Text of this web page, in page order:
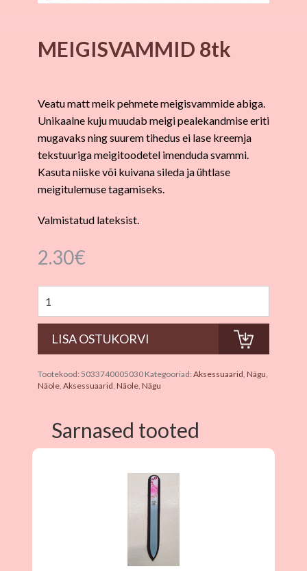
MEIGISVAMMID 8tk
Veatu matt meik pehmete meigisvammide abiga.
Unikaalne kuju muudab meigi pealekandmise eriti
mugavaks ning suurem tihedus ei lase kreemja
tekstuuriga meigitoodetel imenduda svammi.
Kasuta niiske või kuivana sileda ja ühtlase
meigitulemuse tagamiseks.
Valmistatud lateksist.
2.30€
Tootekood: 5033740005030 Kategooriad: Aksessuaarid, Nägu,
Näole, Aksessuaarid, Näole, Nägu
Sarnased tooted